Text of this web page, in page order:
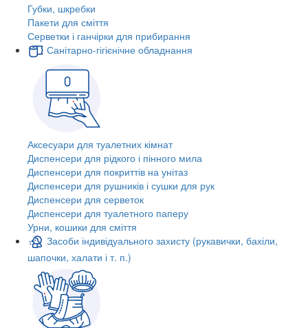
Губки, шкребки
Пакети для сміття
Серветки і ганчірки для прибирання
Санітарно-гігієнічне обладнання
Аксесуари для туалетних кімнат
Диспенсери для рідкого і пінного мила
Диспенсери для покриттів на унітаз
Диспенсери для рушників і сушки для рук
Диспенсери для серветок
Диспенсери для туалетного паперу
Урни, кошики для сміття
Засоби індивідуального захисту (рукавички, бахіли,
шапочки, халати і т. п.)